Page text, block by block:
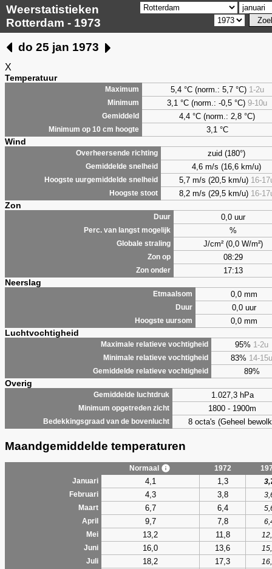
Weerstatistieken
Rotterdam - 1973
do 25 jan 1973
X
Temperatuur
Maximum 5,4 °C (norm.: 5,7 °C) 1-2u
Minimum 3,1 °C (norm.: -0,5 °C) 9-10u
Gemiddeld 4,4 °C (norm.: 2,8 °C)
Minimum op 10 cm hoogte 3,1 °C
Wind
Overheersende richting zuid (180°)
Gemiddelde snelheid 4,6 m/s (16,6 km/u)
Hoogste uurgemiddelde snelheid 5,7 m/s (20,5 km/u) 16-
Hoogste stoot 8,2 m/s (29,5 km/u) 16-
Zon
Duur 0,0 uur
Perc. van langst mogelijk %
Globale straling J/cm² (0,0 W/m²)
Zon op 08:29
Zon onder 17:13
Neerslag
Etmaalsom 0,0 mm
Duur 0,0 uur
Hoogste uursom 0,0 mm
Luchtvochtigheid
Maximale relatieve vochtigheid 95% 1-2u
Minimale relatieve vochtigheid 83% 14-15u
Gemiddelde relatieve vochtigheid 89%
Overig
Gemiddelde luchtdruk 1.027,3 hPa
Minimum opgetreden zicht 1800 - 1900m
Bedekkingsgraad van de bovenlucht 8 octa's (Geheel
Maandgemiddelde temperaturen
Normaal 1972
Januari
4,1 1,3
Februari
4,3 3,8
Maart
6,7 6,4
April
9,7 7,8
Mei
13,2 11,8
Juni
16,0 13,6
Juli
18,2 17,3